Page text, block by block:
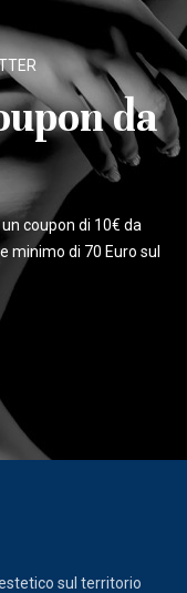
da
coupon di 10€ da
minimo di 70 Euro sul
sul territorio